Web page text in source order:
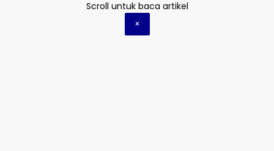
Scroll untuk baca artikel
×